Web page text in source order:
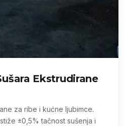
Ekstrudirane
za ribe i kućne ljubimce.
±0,5% tačnost sušenja i